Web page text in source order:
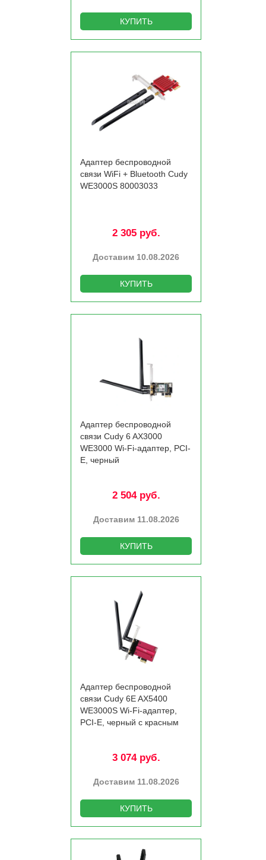
КУПИТЬ
Адаптер беспроводной
связи WiFi +­ Bluetooth Cudy
WE3000S 80003033
2 305 руб.
Доставим 10.08.2026
КУПИТЬ
Адаптер беспроводной
связи Cudy 6 AX3000
WE3000 Wi-Fi-адаптер, PCI-
E, черный
2 504 руб.
Доставим 11.08.2026
КУПИТЬ
Адаптер беспроводной
связи Cudy 6E AX5400
WE3000S Wi-Fi-адаптер,
PCI-E, черный с красным
3 074 руб.
Доставим 11.08.2026
КУПИТЬ